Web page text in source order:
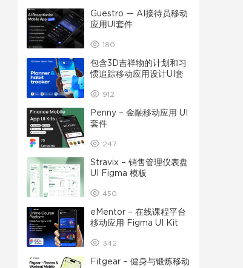
Guestro — AI接待员移动
应用UI套件
180
包含3D吉祥物的计划和习
惯追踪移动应用设计UI套
912
Penny – 金融移动应用 UI
套件
247
Stravix – 销售管理仪表盘
UI Figma 模板
450
eMentor – 在线课程平台
移动应用 Figma UI Kit
342
Fitgear – 健身与锻炼移动